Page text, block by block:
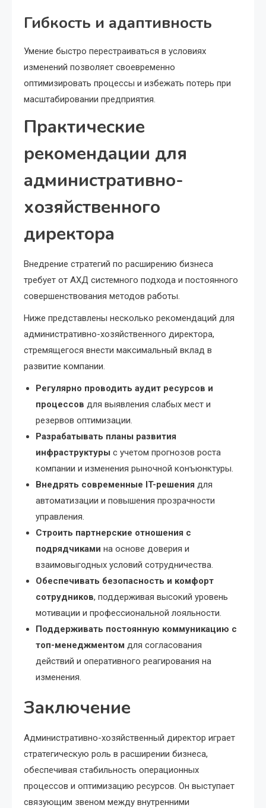
Гибкость и адаптивность
Умение быстро перестраиваться в условиях
изменений позволяет своевременно
оптимизировать процессы и избежать потерь при
масштабировании предприятия.
Практические
рекомендации для
административно-
хозяйственного
директора
Внедрение стратегий по расширению бизнеса
требует от АХД системного подхода и постоянного
совершенствования методов работы.
Ниже представлены несколько рекомендаций для
административно-хозяйственного директора,
стремящегося внести максимальный вклад в
развитие компании.
Регулярно проводить аудит ресурсов и
процессов для выявления слабых мест и
резервов оптимизации.
Разрабатывать планы развития
инфраструктуры с учетом прогнозов роста
компании и изменения рыночной конъюнктуры.
Внедрять современные IT-решения для
автоматизации и повышения прозрачности
управления.
Строить партнерские отношения с
подрядчиками на основе доверия и
взаимовыгодных условий сотрудничества.
Обеспечивать безопасность и комфорт
сотрудников, поддерживая высокий уровень
мотивации и профессиональной лояльности.
Поддерживать постоянную коммуникацию с
топ-менеджментом для согласования
действий и оперативного реагирования на
изменения.
Заключение
Административно-хозяйственный директор играет
стратегическую роль в расширении бизнеса,
обеспечивая стабильность операционных
процессов и оптимизацию ресурсов. Он выступает
связующим звеном между внутренними